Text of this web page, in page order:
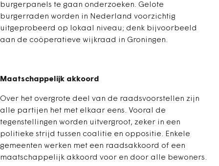
burgerpanels te gaan onderzoeken. Gelote
burgerraden worden in Nederland voorzichtig
uitgeprobeerd op lokaal niveau; denk bijvoorbeeld
aan de coöperatieve wijkraad in Groningen.
Maatschappelijk akkoord
Over het overgrote deel van de raadsvoorstellen zijn
alle partijen het met elkaar eens. Vooral de
tegenstellingen worden uitvergroot, zeker in een
politieke strijd tussen coalitie en oppositie. Enkele
gemeenten werken met een raadsakkoord of een
maatschappelijk akkoord voor en door alle bewoners.